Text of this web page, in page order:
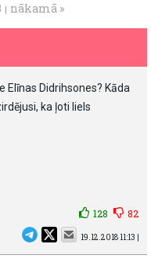
nākamā »
Elīnas Didrihsones? Kāda
ka ļoti liels
128 82
19.12.2018 11:13 |